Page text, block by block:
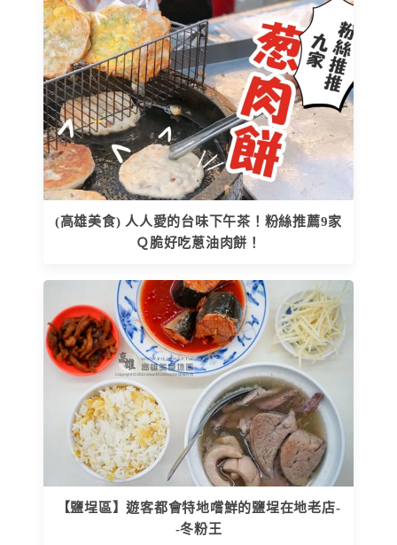
(高雄美食) 人人愛的台味下午茶！粉絲推薦9家
Ｑ脆好吃蔥油肉餅！
【鹽埕區】遊客都會特地嚐鮮的鹽埕在地老店-
-冬粉王